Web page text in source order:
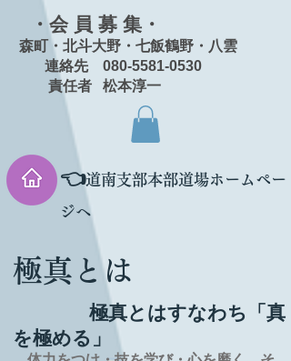
・会 員 募 集・
森町・北斗大野・七飯鶴野・八雲
連絡先 080-5581-0530
責任者 松本淳一
👈道南支部本部道場ホームペー
ジへ
極真とは
極真とはすなわち「真
を極める」